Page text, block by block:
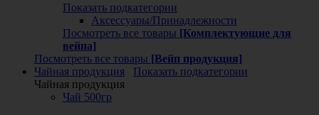
Показать подкатегории
Аксессуары/Принадлежности
Посмотреть все товары [Комплектующие для
вейпа]
Посмотреть все товары [Вейп продукция]
Чайная продукция
Показать подкатегории
Чайная продукция
Чай 500гр